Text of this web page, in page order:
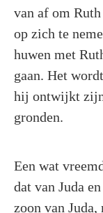
van af om
op zich te
huwen met
gaan. Het
hij ontwijkt
gronden.
Een wat
dat van Juda
zoon van